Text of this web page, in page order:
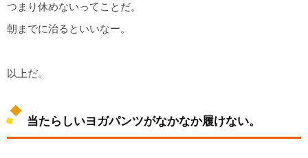
つまり休めないってことだ。
朝までに治るといいなー。
以上だ。
当たらしいヨガパンツがなかなか履けない。